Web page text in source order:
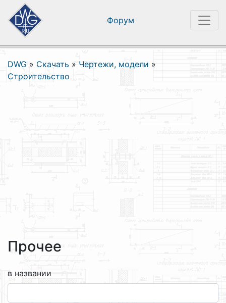
Форум
DWG » Скачать » Чертежи, модели »
Строительство
Прочее
в названии